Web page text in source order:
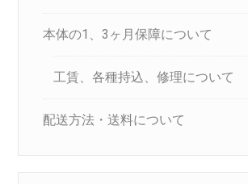
本体の1、3ヶ月保障について
工賃、各種持込、修理について
配送方法・送料について